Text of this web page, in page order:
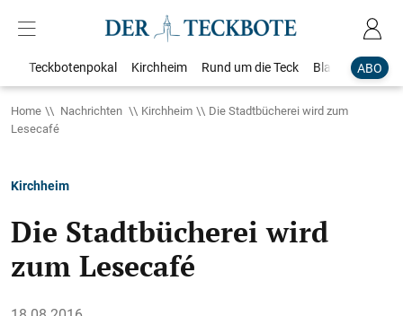
ABO
Teckbotenpokal Kirchheim Rund um die Teck Blaulicht
Home Nachrichten Kirchheim
Die Stadtbücherei wird zum
Lesecafé
Kirchheim
Die Stadtbücherei wird
zum Lesecafé